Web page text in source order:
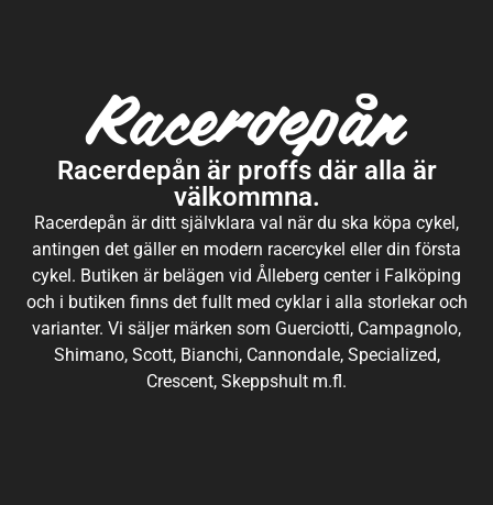
Racerdepån är proffs där alla är
välkommna.
Racerdepån är ditt självklara val när du ska köpa cykel,
antingen det gäller en modern racercykel eller din första
cykel. Butiken är belägen vid Ålleberg center i Falköping
och i butiken finns det fullt med cyklar i alla storlekar och
varianter. Vi säljer märken som Guerciotti, Campagnolo,
Shimano, Scott, Bianchi, Cannondale, Specialized,
Crescent, Skeppshult m.fl.